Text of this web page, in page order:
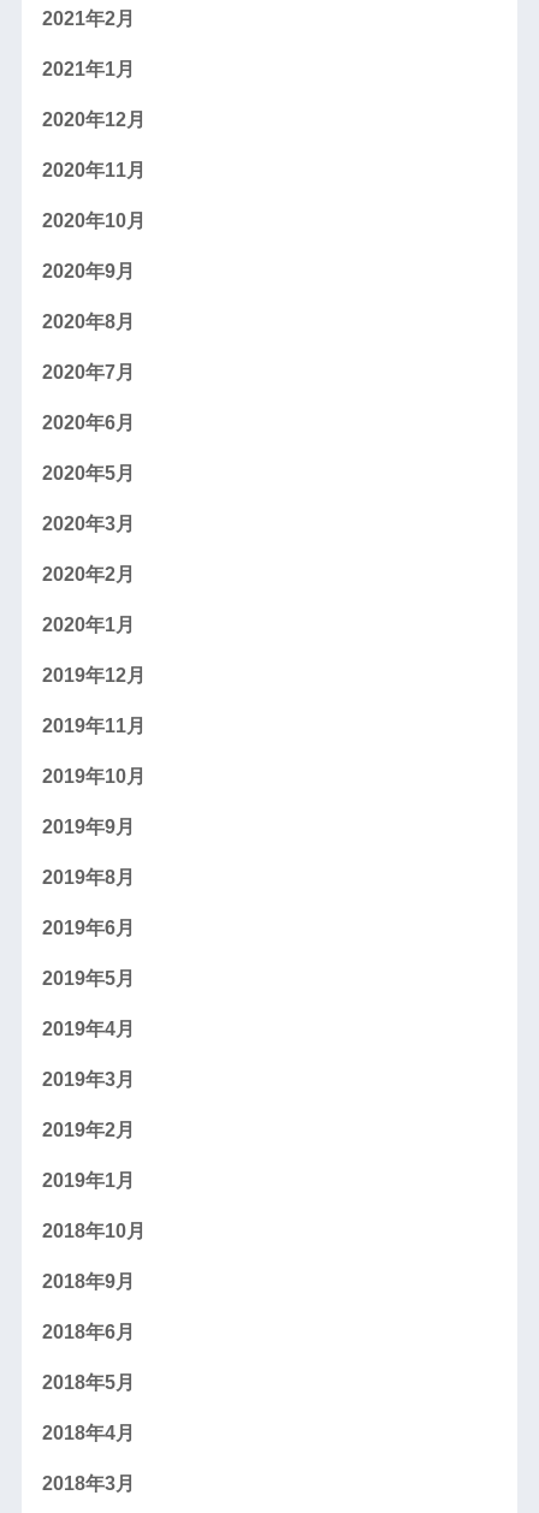
2021年2月
2021年1月
2020年12月
2020年11月
2020年10月
2020年9月
2020年8月
2020年7月
2020年6月
2020年5月
2020年3月
2020年2月
2020年1月
2019年12月
2019年11月
2019年10月
2019年9月
2019年8月
2019年6月
2019年5月
2019年4月
2019年3月
2019年2月
2019年1月
2018年10月
2018年9月
2018年6月
2018年5月
2018年4月
2018年3月